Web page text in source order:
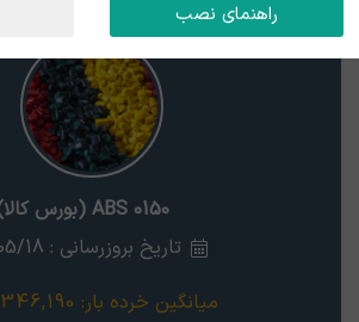
ABS 0150 (بورس کالا)
تاریخ بروزرسانی : 05/05/18
میانگین خرده بار: 346,190
راهنمای نصب